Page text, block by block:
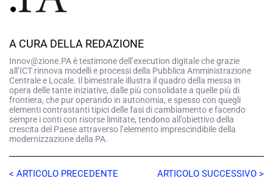
A CURA DELLA REDAZIONE
Innov@zione.PA è testimone dell’execution digitale che grazie
all’ICT rinnova modelli e processi della Pubblica Amministrazione
Centrale e Locale. Il bimestrale illustra il quadro della messa in
opera delle tante iniziative, dalle più consolidate a quelle più di
frontiera, che pur operando in autonomia, e spesso con quegli
elementi contrastanti tipici delle fasi di cambiamento e facendo
sempre i conti con risorse limitate, tendono all’obiettivo della
crescita del Paese attraverso l’elemento imprescindibile della
modernizzazione della PA.
< ARTICOLO PRECEDENTE ARTICOLO SUCCESSIVO >